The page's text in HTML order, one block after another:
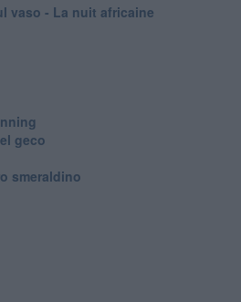
vaso - La nuit africaine
geco
smeraldino